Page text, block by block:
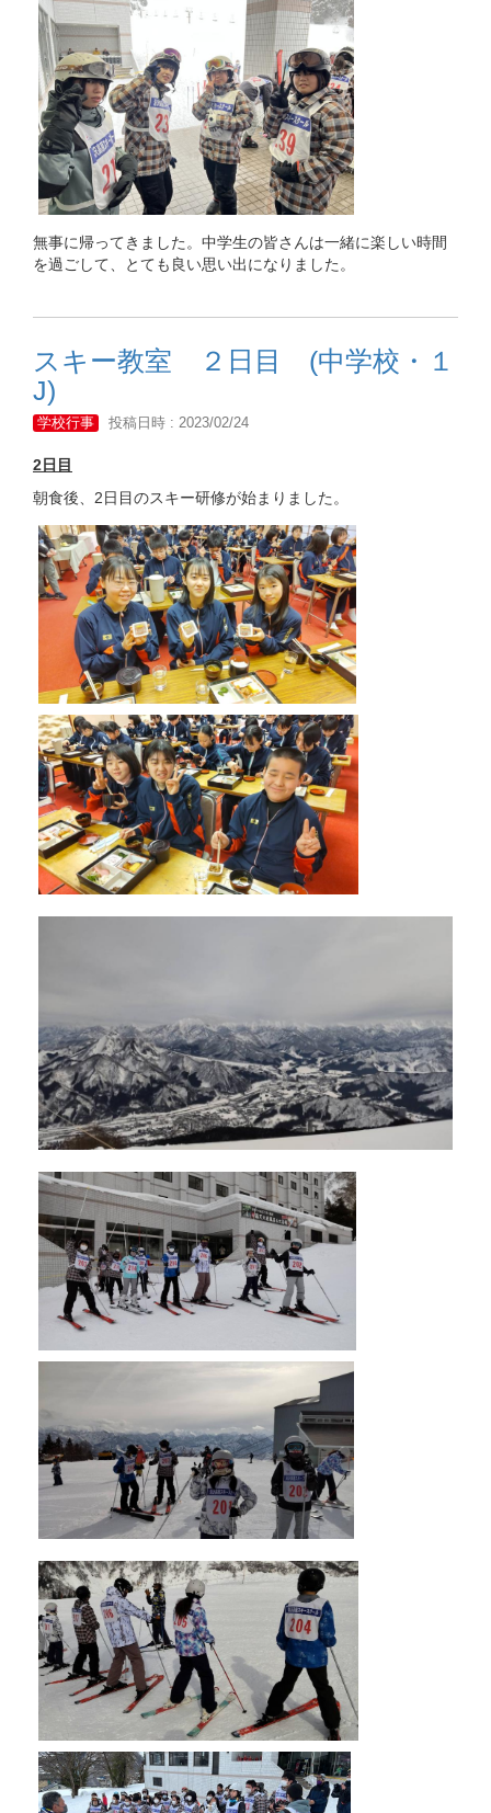
無事に帰ってきました。中学生の皆さんは一緒に楽しい時間
を過ごして、とても良い思い出になりました。
スキー教室 ２日目 (中学校・１
J)
学校行事 投稿日時 : 2023/02/24
2日目
朝食後、2日目のスキー研修が始まりました。